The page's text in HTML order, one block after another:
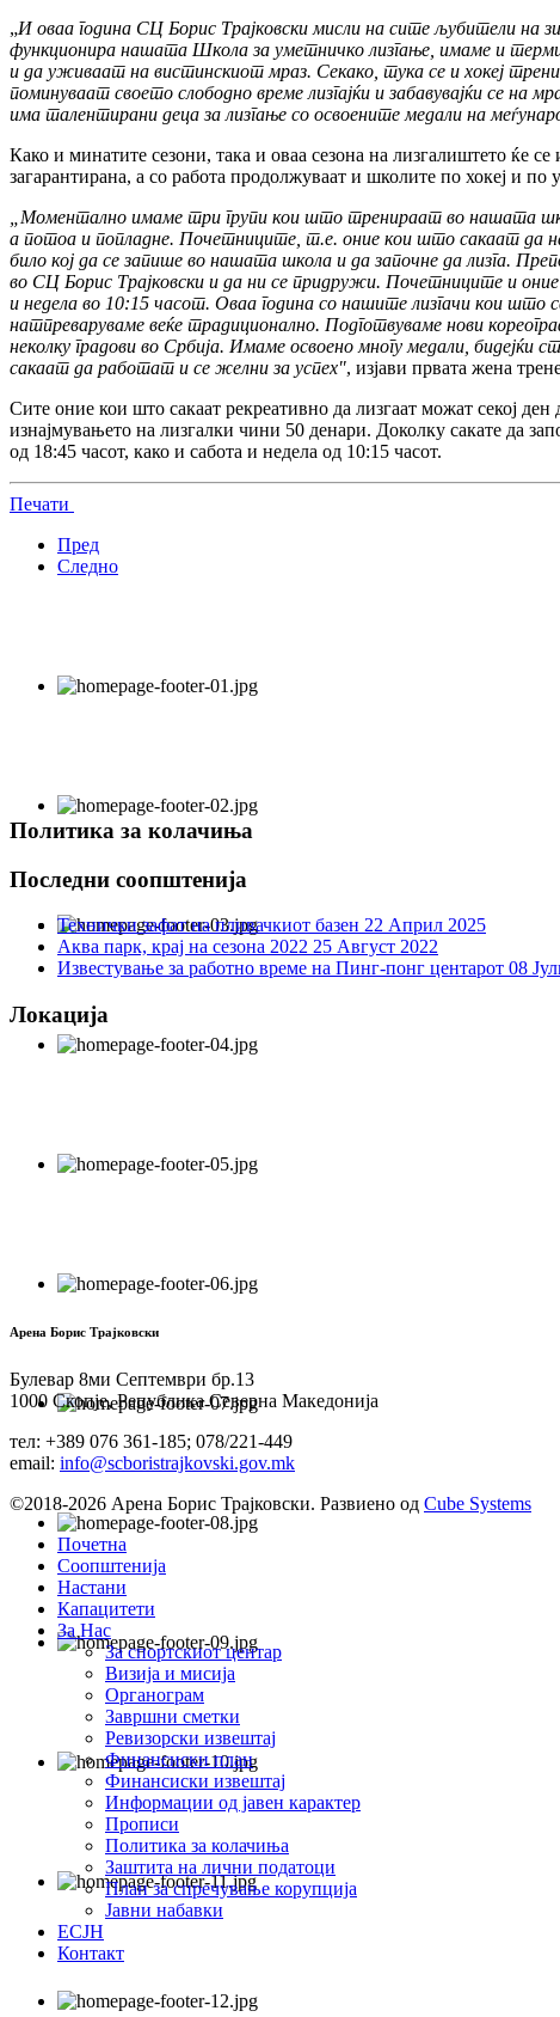
„И оваа година СЦ Борис Трајковски мисли на сите љубители на
функционира нашата Школа за уметничко лизгање, имаме и
и да уживаат на вистинскиот мраз. Секако, тука се и хокеј
поминуваат своето слободно време лизгајќи и забавувајќи се
има талентирани деца за лизгање со освоените медали на
Како и минатите сезони, така и оваа сезона на лизгалиштето ќе
загарантирана, а со работа продолжуваат и школите по хокеј и по
„Моментално имаме три групи кои што тренираат во нашата
а потоа и попладне. Почетниците, т.е. оние кои што сакаат да
било кој да се запише во нашата школа и да започне да лизга.
во СЦ Борис Трајковски и да ни се придружи. Почетниците и
и недела во 10:15 часот. Оваа година со нашите лизгачи кои
натпреваруваме веќе традиционално. Подготвуваме нови
неколку градови во Србија. Имаме освоено многу медали, бидејќи
сакаат да работат и се желни за успех", изјави првата жена
Сите оние кои што сакаат рекреативно да лизгаат можат секој
изнајмувањето на лизгалки чини 50 денари. Доколку сакате да
од 18:45 часот, како и сабота и недела од 10:15 часот.
Печати
Пред
Следно
Политика за колачиња
Последни соопштенија
Технички зафат на пливачкиот базен 22 Април 2025
Аква парк, крај на сезона 2022 25 Август 2022
Известување за работно време на Пинг-понг центарот 08
Локација
Арена Борис Трајковски
Булевар 8ми Септември бр.13
1000 Скопје, Република Северна Македонија
тел: +389 076 361-185; 078/221-449
email: info@scboristrajkovski.gov.mk
©2018-2026 Арена Борис Трајковски. Развиено од Cube Systems
Почетна
Соопштенија
Настани
Капацитети
За Нас
За спортскиот центар
Визија и мисија
Органограм
Завршни сметки
Ревизорски извештај
Финансиски план
Финансиски извештај
Информации од јавен карактер
Прописи
Политика за колачиња
Заштита на лични податоци
План за спречување корупција
Јавни набавки
ЕСЈН
Контакт